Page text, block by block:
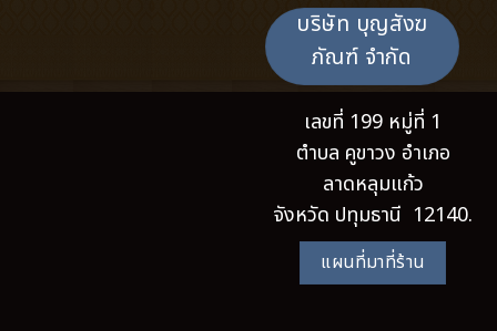
บริษัท บุญสังฆ
ภัณฑ์ จำกัด
เลขที่ 199 หมู่ที่ 1
ตำบล คูขาวง อำเภอ
ลาดหลุมแก้ว
จังหวัด ปทุมธานี 12140.
แผนที่มาที่ร้าน